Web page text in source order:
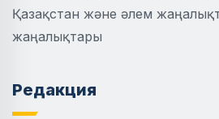
Қазақстан және әлем
жаңалықтары
Редакция